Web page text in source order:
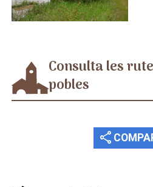
Consulta les
pobles
share